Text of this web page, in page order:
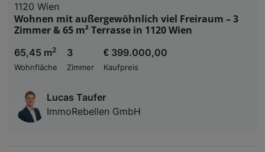
1120 Wien
Wohnen mit außergewöhnlich viel Freiraum – 3
Zimmer & 65 m² Terrasse in 1120 Wien
65,45 m2
Wohnfläche
3
Zimmer
€ 399.000,00
Kaufpreis
Lucas Taufer
ImmoRebellen GmbH